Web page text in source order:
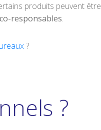
produits peuvent être
responsables.
?
?